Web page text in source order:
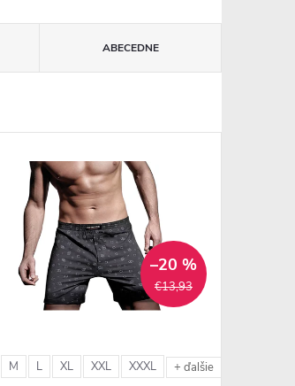
ABECEDNE
€13,93
–20 %
M L XL XXL XXXL + ďalšie